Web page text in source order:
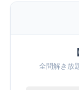
全問解き放